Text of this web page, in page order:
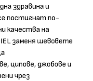
здравина и
постигнат по-
качества на
заменя шевовете
ципове, джобове и
чрез